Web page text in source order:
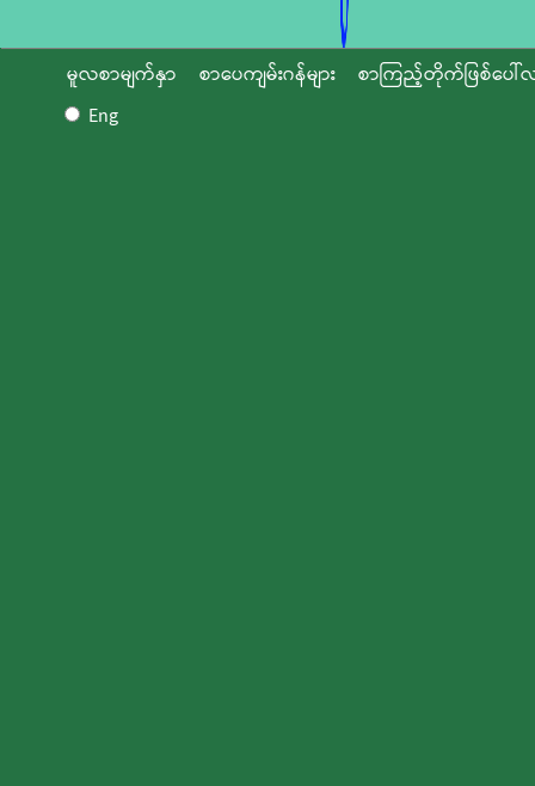
မူလစာမျက်နှာ စာပေကျမ်းဂန်များ
စာကြည့်တိုက်ဖြစ်ပေါ်
Eng